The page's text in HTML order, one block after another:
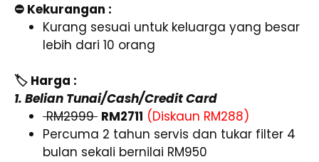
⛔ Kekurangan :
Kurang sesuai untuk keluarga yang besar
lebih dari 10 orang
🏷️ Harga :
1. Belian Tunai/Cash/Credit Card
RM2999 RM2711 (Diskaun RM288)
Percuma 2 tahun servis dan tukar filter 4
bulan sekali bernilai RM950